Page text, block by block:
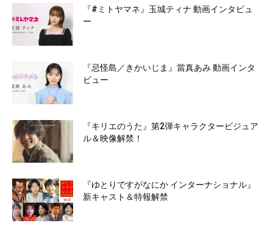
『#ミトヤマネ』玉城ティナ 動画インタビュ
ー
『忌怪島／きかいじま』當真あみ 動画インタ
ビュー
『キリエのうた』第2弾キャラクタービジュア
ル＆映像解禁！
『ゆとりですがなにか インターナショナル』
新キャスト＆特報解禁